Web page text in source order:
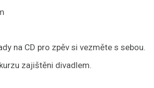
na CD pro zpěv si vezměte s sebou.
zajištěni divadlem.